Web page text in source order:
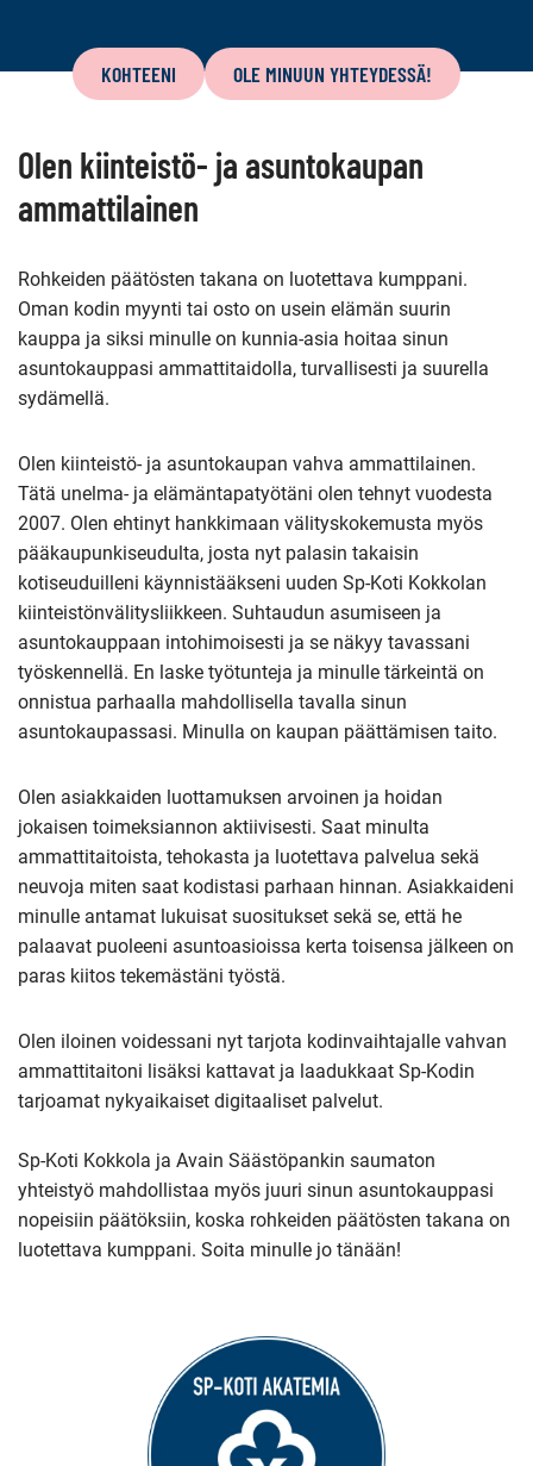
sivun
KOHTEENI OLE MINUUN YHTEYDESSÄ!
Olen kiinteistö- ja asuntokaupan
ammattilainen
Rohkeiden päätösten takana on luotettava kumppani.
Oman kodin myynti tai osto on usein elämän suurin
kauppa ja siksi minulle on kunnia-asia hoitaa sinun
asuntokauppasi ammattitaidolla, turvallisesti ja suurella
sydämellä.
Olen kiinteistö- ja asuntokaupan vahva ammattilainen.
Tätä unelma- ja elämäntapatyötäni olen tehnyt vuodesta
2007. Olen ehtinyt hankkimaan välityskokemusta myös
pääkaupunkiseudulta, josta nyt palasin takaisin
kotiseuduilleni käynnistääkseni uuden Sp-Koti Kokkolan
kiinteistönvälitysliikkeen. Suhtaudun asumiseen ja
asuntokauppaan intohimoisesti ja se näkyy tavassani
työskennellä. En laske työtunteja ja minulle tärkeintä on
onnistua parhaalla mahdollisella tavalla sinun
asuntokaupassasi. Minulla on kaupan päättämisen taito.
Olen asiakkaiden luottamuksen arvoinen ja hoidan
jokaisen toimeksiannon aktiivisesti. Saat minulta
ammattitaitoista, tehokasta ja luotettava palvelua sekä
neuvoja miten saat kodistasi parhaan hinnan. Asiakkaideni
minulle antamat lukuisat suositukset sekä se, että he
palaavat puoleeni asuntoasioissa kerta toisensa jälkeen on
paras kiitos tekemästäni työstä.
Olen iloinen voidessani nyt tarjota kodinvaihtajalle vahvan
ammattitaitoni lisäksi kattavat ja laadukkaat Sp-Kodin
tarjoamat nykyaikaiset digitaaliset palvelut.
Sp-Koti Kokkola ja Avain Säästöpankin saumaton
yhteistyö mahdollistaa myös juuri sinun asuntokauppasi
nopeisiin päätöksiin, koska rohkeiden päätösten takana on
luotettava kumppani. Soita minulle jo tänään!